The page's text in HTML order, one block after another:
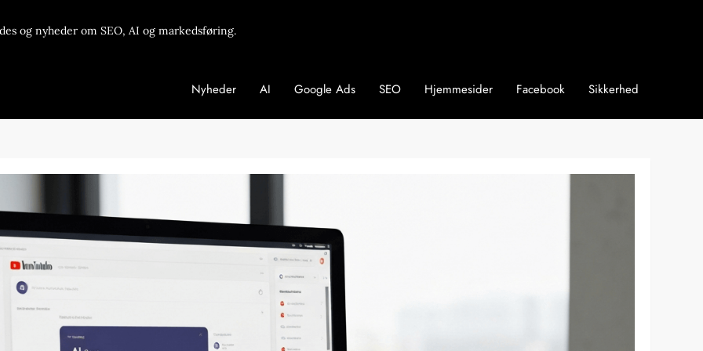
og nyheder om SEO, AI og markedsføring.
Nyheder AI Google Ads SEO Hjemmesider Facebook Sikkerhed